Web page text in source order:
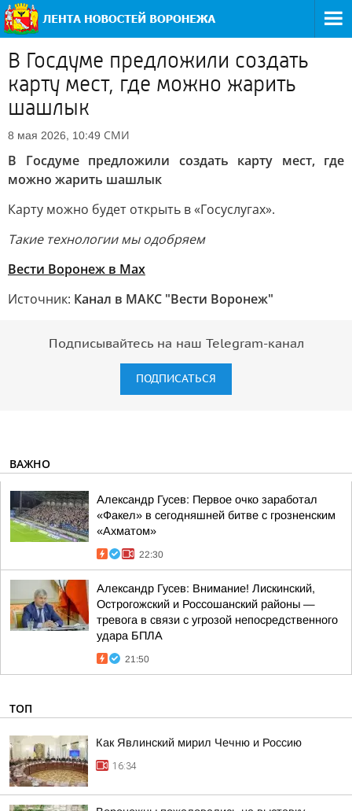
В Госдуме предложили создать
карту мест, где можно жарить
шашлык
8 мая 2026, 10:49 СМИ
В Госдуме предложили создать карту мест, где
можно жарить шашлык
Карту можно будет открыть в «Госуслугах».
Такие технологии мы одобряем
Вести Воронеж в Max
Источник: Канал в МАКС "Вести Воронеж"
Подписывайтесь на наш Telegram-канал
ПОДПИСАТЬСЯ
ВАЖНО
Александр Гусев: Первое очко заработал
«Факел» в сегодняшней битве с грозненским
«Ахматом»
22:30
Александр Гусев: Внимание! Лискинский,
Острогожский и Россошанский районы —
тревога в связи с угрозой непосредственного
удара БПЛА
21:50
ТОП
Как Явлинский мирил Чечню и Россию
16:34